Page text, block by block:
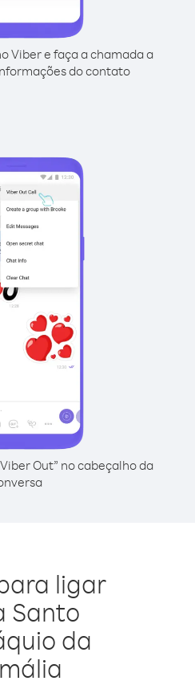
Viber e faça a chamada a
do contato
Out” no cabeçalho da
ligar
Santo
da